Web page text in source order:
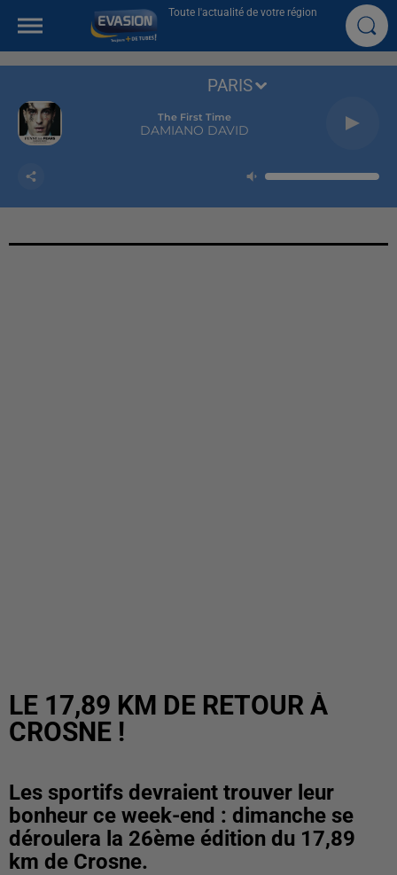
Toute l'actualité de votre région
The First Time
DAMIANO DAVID
PARIS
LE 17,89 KM DE RETOUR À
CROSNE !
Les sportifs devraient trouver leur
bonheur ce week-end : dimanche se
déroulera la 26ème édition du 17,89
km de Crosne.